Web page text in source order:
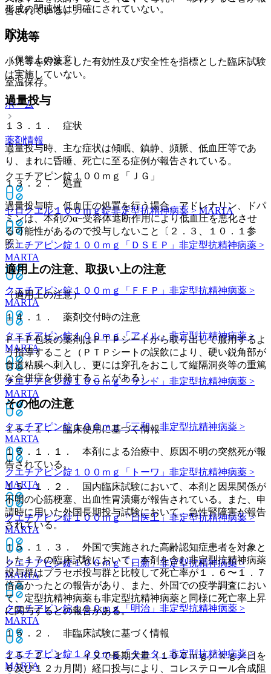
形成の関連性は明確にされていない。
貯法
（保管上の注意）
室温保存。
ホーム
薬剤情報
クエチアピン錠１００ｍｇ「ＪＧ」
セロクエル１００ｍｇ錠非定型抗精神病薬 > MARTA
クエチアピン錠１００ｍｇ「ＤＳＥＰ」 非定型抗精神病薬 >
MARTA
クエチアピン錠１００ｍｇ「ＦＦＰ」 非定型抗精神病薬 >
MARTA
クエチアピン錠１００ｍｇ「アメル」 非定型抗精神病薬 >
MARTA
クエチアピン錠１００ｍｇ「サンド」 非定型抗精神病薬 >
MARTA
クエチアピン錠１００ｍｇ「三和」非定型抗精神病薬 >
MARTA
クエチアピン錠１００ｍｇ「トーワ」 非定型抗精神病薬 >
MARTA
クエチアピン錠１００ｍｇ「日医工」非定型抗精神病薬 >
MARTA
クエチアピン錠１００ｍｇ「日新」非定型抗精神病薬 >
MARTA
クエチアピン錠１００ｍｇ「明治」 非定型抗精神病薬 >
MARTA
クエチアピン錠１００ｍｇ「タカタ」 非定型抗精神病薬 >
MARTA
告されている）。
小児等
小児等を対象とした有効性及び安全性を指標とした臨床試験
は実施していない。
過量投与
１３．１． 症状
過量投与時、主な症状は傾眠、鎮静、頻脈、低血圧等であ
り、まれに昏睡、死亡に至る症例が報告されている。
１３．２． 処置
過量投与時、低血圧の処置を行う場合、アドレナリン、ドパ
ミンは、本剤のα−受容体遮断作用により低血圧を悪化させ
る可能性があるので投与しないこと〔２．３、１０．１参
照〕。
適用上の注意、取扱い上の注意
（適用上の注意）
１４．１． 薬剤交付時の注意
ＰＴＰ包装の薬剤はＰＴＰシートから取り出して服用するよ
う指導すること（ＰＴＰシートの誤飲により、硬い鋭角部が
食道粘膜へ刺入し、更には穿孔をおこして縦隔洞炎等の重篤
な合併症を併発することがある）。
その他の注意
１５．１． 臨床使用に基づく情報
１５．１．１． 本剤による治療中、原因不明の突然死が報
告されている。
１５．１．２． 国内臨床試験において、本剤と因果関係が
不明の心筋梗塞、出血性胃潰瘍が報告されている。また、申
請時に用いた外国長期投与試験において、急性腎障害が報告
されている。
１５．１．３． 外国で実施された高齢認知症患者を対象と
した１７の臨床試験において、本剤を含む非定型抗精神病薬
投与群はプラセボ投与群と比較して死亡率が１．６〜１．７
倍高かったとの報告があり、また、外国での疫学調査におい
て、定型抗精神病薬も非定型抗精神病薬と同様に死亡率上昇
に関与するとの報告がある。
１５．２． 非臨床試験に基づく情報
１５．２．１． イヌで長期大量（１００ｍｇ／ｋｇ／日を
６及び１２カ月間）経口投与により、コレステロール合成阻